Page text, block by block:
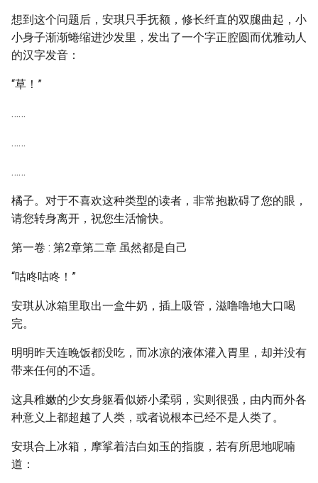
想到这个问题后，安琪只手抚额，修长纤直的双腿曲起，小
小身子渐渐蜷缩进沙发里，发出了一个字正腔圆而优雅动人
的汉字发音：
“草！”
……
……
……
橘子。对于不喜欢这种类型的读者，非常抱歉碍了您的眼，
请您转身离开，祝您生活愉快。
第一卷 : 第2章第二章 虽然都是自己
“咕咚咕咚！”
安琪从冰箱里取出一盒牛奶，插上吸管，滋噜噜地大口喝
完。
明明昨天连晚饭都没吃，而冰凉的液体灌入胃里，却并没有
带来任何的不适。
这具稚嫩的少女身躯看似娇小柔弱，实则很强，由内而外各
种意义上都超越了人类，或者说根本已经不是人类了。
安琪合上冰箱，摩挲着洁白如玉的指腹，若有所思地呢喃
道：